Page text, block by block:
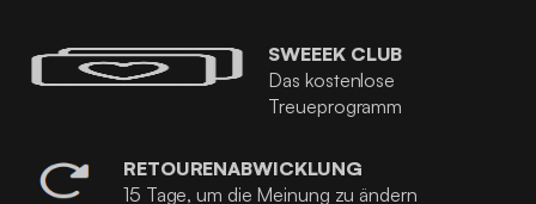
SWEEEK CLUB
Das kostenlose
Treueprogramm
RETOURENABWICKLUNG
15 Tage, um die Meinung zu ändern